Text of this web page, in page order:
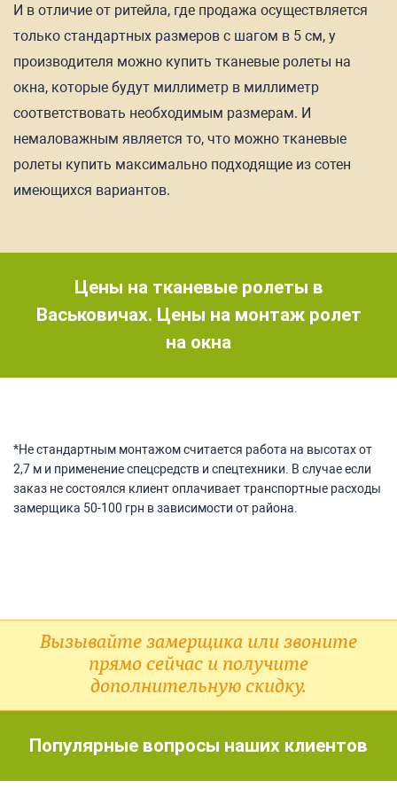
И в отличие от ритейла, где продажа осуществляется
только стандартных размеров с шагом в 5 см, у
производителя можно купить тканевые ролеты на
окна, которые будут миллиметр в миллиметр
соответствовать необходимым размерам. И
немаловажным является то, что можно тканевые
ролеты купить максимально подходящие из сотен
имеющихся вариантов.
Цены на тканевые ролеты в
Васьковичах. Цены на монтаж ролет
на окна
*Не стандартным монтажом считается работа на высотах от
2,7 м и применение спецсредств и спецтехники. В случае если
заказ не состоялся клиент оплачивает транспортные расходы
замерщика 50-100 грн в зависимости от района.
Вызывайте замерщика или звоните
прямо сейчас и получите
дополнительную скидку.
Популярные вопросы наших клиентов